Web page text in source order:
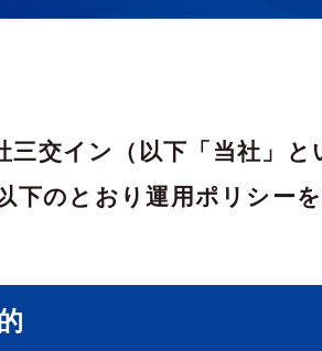
下のとおり運用ポリシーを